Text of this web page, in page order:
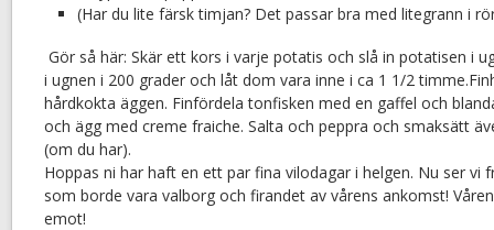
(Har du lite färsk timjan? Det passar bra med litegrann i
Gör så här: Skär ett kors i varje potatis och slå in potatisen i
i ugnen i 200 grader och låt dom vara inne i ca 1 1/2
hårdkokta äggen. Finfördela tonfisken med en gaffel och
och ägg med creme fraiche. Salta och peppra och smaksätt
(om du har).
Hoppas ni har haft en ett par fina vilodagar i helgen. Nu ser vi
som borde vara valborg och firandet av vårens ankomst!
emot!